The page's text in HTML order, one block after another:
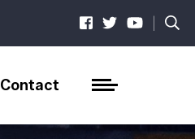
|
Contact